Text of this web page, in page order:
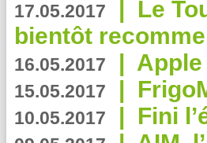
17.05.2017 | Le
bientôt
16.05.2017 | Apple
15.05.2017 |
10.05.2017 | Fini